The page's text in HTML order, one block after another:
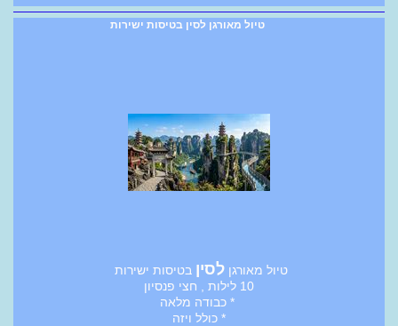
טיול מאורגן לסין בטיסות ישירות
טיול מאורגןלסין בטיסות ישירות
10 לילות , חצי פנסיון
* כבודה מלאה
* כולל ויזה